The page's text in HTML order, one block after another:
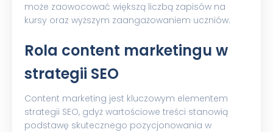
może zaowocować większą liczbą zapisów na
kursy oraz wyższym zaangażowaniem uczniów.
Rola content marketingu w
strategii SEO
Content marketing jest kluczowym elementem
strategii SEO, gdyż wartościowe treści stanowią
podstawę skutecznego pozycjonowania w